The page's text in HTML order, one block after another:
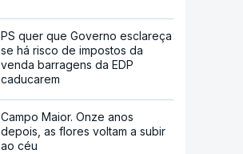
PS quer que Governo esclareça
se há risco de impostos da
venda barragens da EDP
caducarem
Campo Maior. Onze anos
depois, as flores voltam a subir
ao céu